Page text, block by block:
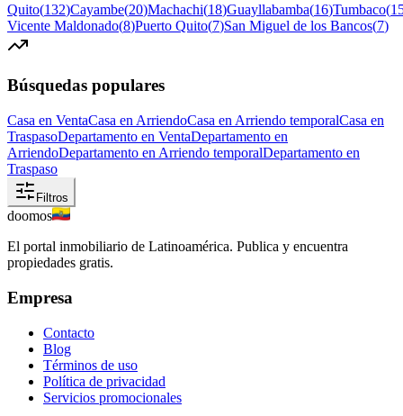
Quito(132)Cayambe(20)Machachi(18)Guayllabamba(16)Tumbaco(
Vicente Maldonado(8)Puerto Quito(7)San Miguel de los Bancos(7)
Búsquedas populares
Casa en VentaCasa en ArriendoCasa en Arriendo temporalCasa en
TraspasoDepartamento en VentaDepartamento en
ArriendoDepartamento en Arriendo temporalDepartamento en
Traspaso
Filtros
doomos
El portal inmobiliario de Latinoamérica. Publica y encuentra
propiedades gratis.
Empresa
Contacto
Blog
Términos de uso
Política de privacidad
Servicios promocionales